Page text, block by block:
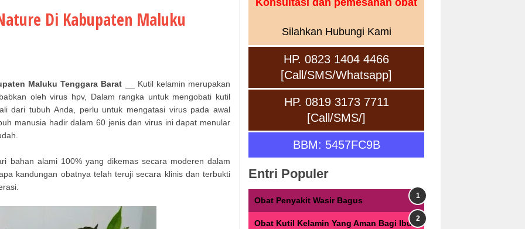
Di Kabupaten Maluku
Maluku Tenggara Barat __ Kutil kelamin merupakan
oleh virus hpv, Dalam rangka untuk mengobati kutil
dari tubuh Anda, perlu untuk mengatasi virus pada awal
manusia hadir dalam 60 jenis dan virus ini dapat menular
bahan alami 100% yang dikemas secara moderen dalam
kandungan obatnya telah teruji secara klinis dan terbukti
Silahkan Hubungi Kami
HP. 0823 1404 4466
[Call/SMS/Whatsapp]
HP. 0819 3173 7711
[Call/SMS/]
BBM: 5457FC9B
Entri Populer
Obat Penyakit Wasir Bagus
Obat Kutil Kelamin Yang Aman Bagi Ibu